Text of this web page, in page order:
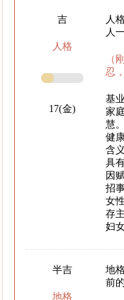
吉
人格
17(金)
人
人
（
忍
基
家
慧。
健
含
具
因
招
女
存
妇
半吉
地格
地
前